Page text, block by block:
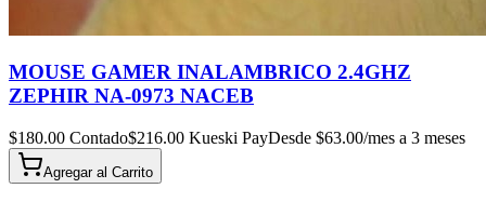
MOUSE GAMER INALAMBRICO 2.4GHZ
ZEPHIR NA-0973 NACEB
$180.00 Contado$216.00 Kueski PayDesde $63.00/mes a 3 meses
Agregar al Carrito